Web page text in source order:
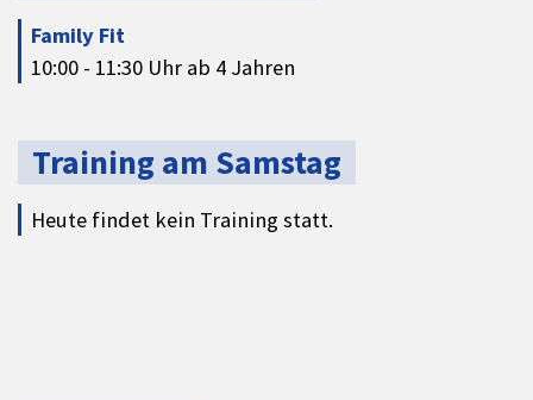
Family Fit
10:00 - 11:30 Uhr ab 4 Jahren
Training am Samstag
Heute findet kein Training statt.